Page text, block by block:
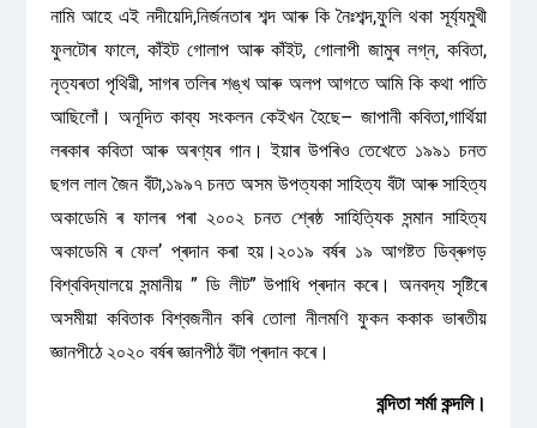
নামি আহে এই নদীয়েদি,নিৰ্জনতাৰ শব্দ আৰু কি নৈঃশব্দ,ফুলি থকা সূৰ্য্যমুখী
ফুলটোৰ ফালে, কাঁইট গোলাপ আৰু কাঁইট, গোলাপী জামুৰ লগ্ন, কবিতা,
নৃত্যৰতা পৃথিৱী, সাগৰ তলিৰ শঙ্খ আৰু অলপ আগতে আমি কি কথা পাতি
আছিলোঁ। অনূদিত কাব্য সংকলন কেইখন হৈছে– জাপানী কবিতা,গাৰ্থিয়া
লৰকাৰ কবিতা আৰু অৰণ্যৰ গান। ইয়াৰ উপৰিও তেখেতে ১৯৯১ চনত
ছগল লাল জৈন বঁটা,১৯৯৭ চনত অসম উপত্যকা সাহিত্য বঁটা আৰু সাহিত্য
অকাডেমি ৰ ফালৰ পৰা ২০০২ চনত শ্ৰেষ্ঠ সাহিত্যিক সন্মান সাহিত্য
অকাডেমি ৰ ফেলʼ প্ৰদান কৰা হয়।২০১৯ বৰ্ষৰ ১৯ আগষ্টত ডিব্ৰুগড়
বিশ্ববিদ্যালয়ে সন্মানীয় ” ডি লীট” উপাধি প্ৰদান কৰে। অনবদ্য সৃষ্টিৰে
অসমীয়া কবিতাক বিশ্বজনীন কৰি তোলা নীলমণি ফুকন ককাক ভাৰতীয়
জ্ঞানপীঠে ২০২০ বৰ্ষৰ জ্ঞানপীঠ বঁটা প্ৰদান কৰে।
বন্দিতা শৰ্মা কন্দলি।